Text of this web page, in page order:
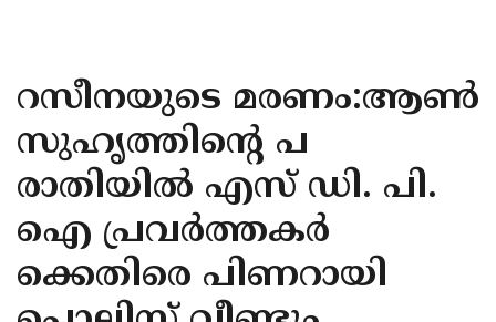
KANNUR
KASARAGOD
റസീനയുടെ മരണം:ആൺ
സുഹൃത്തിൻ്റെ പ
രാതിയിൽ എസ് ഡി. പി.
ഐ പ്രവർത്തകർ
ക്കെതിരെ പിണറായി